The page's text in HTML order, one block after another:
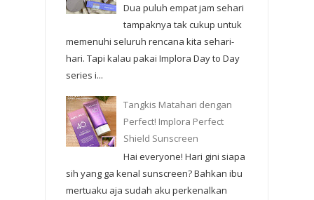
Dua puluh empat jam sehari
tampaknya tak cukup untuk
memenuhi seluruh rencana kita sehari-
hari. Tapi kalau pakai Implora Day to Day
series i...
Tangkis Matahari dengan
Perfect! Implora Perfect
Shield Sunscreen
Hai everyone! Hari gini siapa
sih yang ga kenal sunscreen? Bahkan ibu
mertuaku aja sudah aku perkenalkan